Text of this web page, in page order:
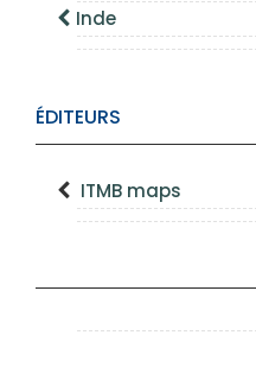
Inde
ÉDITEURS
ITMB maps